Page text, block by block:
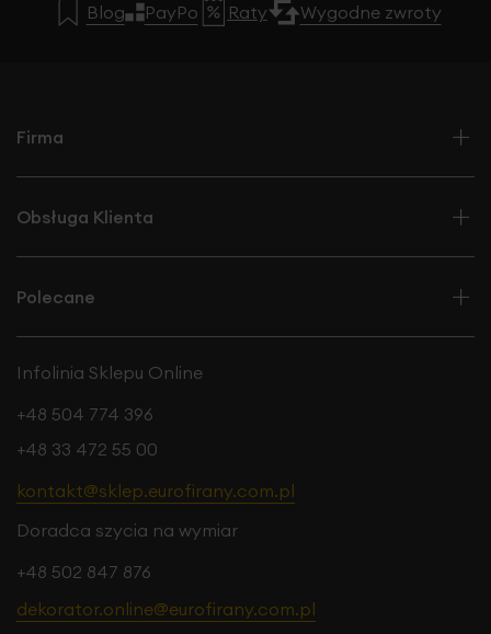
Blog PayPo Raty Wygodne zwroty
Firma
Obsługa Klienta
Polecane
Infolinia Sklepu Online
+48 504 774 396
+48 33 472 55 00
kontakt@sklep.eurofirany.com.pl
Doradca szycia na wymiar
+48 502 847 876
dekorator.online@eurofirany.com.pl